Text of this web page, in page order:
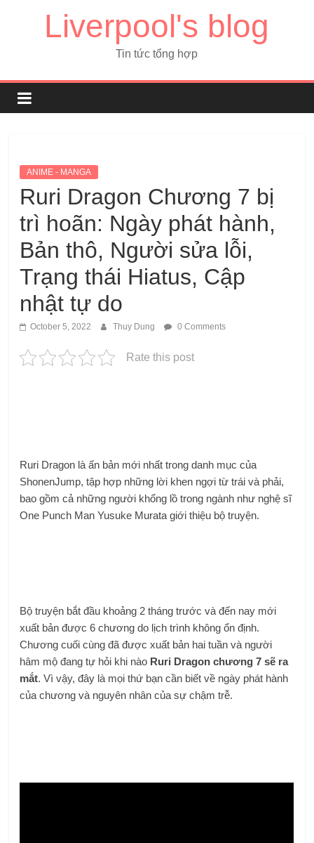
Liverpool's blog
Tin tức tổng hợp
ANIME - MANGA
Ruri Dragon Chương 7 bị
trì hoãn: Ngày phát hành,
Bản thô, Người sửa lỗi,
Trạng thái Hiatus, Cập
nhật tự do
October 5, 2022 Thuy Dung 0 Comments
Rate this post
Ruri Dragon là ấn bản mới nhất trong danh mục của
ShonenJump, tập hợp những lời khen ngợi từ trái và phải,
bao gồm cả những người khổng lồ trong ngành như nghệ sĩ
One Punch Man Yusuke Murata giới thiệu bộ truyện.
Bộ truyện bắt đầu khoảng 2 tháng trước và đến nay mới
xuất bản được 6 chương do lịch trình không ổn định.
Chương cuối cùng đã được xuất bản hai tuần và người
hâm mộ đang tự hỏi khi nào Ruri Dragon chương 7 sẽ ra
mắt. Vì vậy, đây là mọi thứ bạn cần biết về ngày phát hành
của chương và nguyên nhân của sự chậm trễ.